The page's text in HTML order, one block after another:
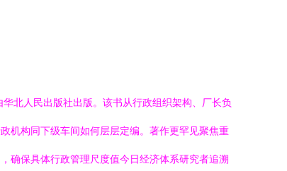
北人民出版社出版。该书从行政组织架构、厂长负
机构同下级车间如何层层定编。著作更罕见聚焦重
确保具体行政管理尺度值今日经济体系研究者追溯